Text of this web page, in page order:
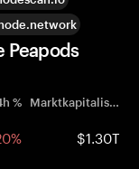
Peapods
% Marktkapitalisierung
$1.30T